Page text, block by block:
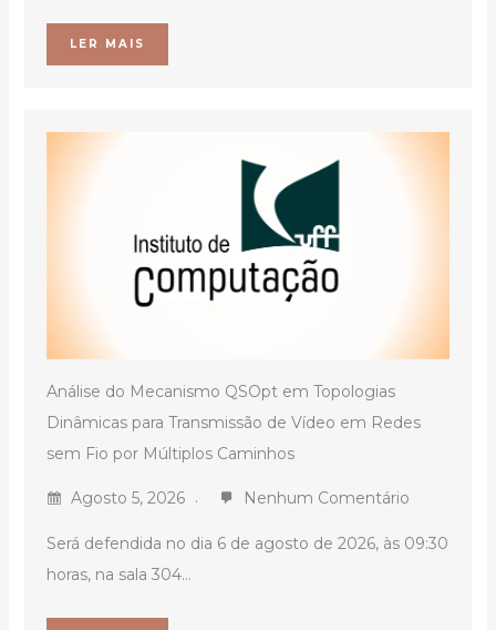
LER MAIS
Análise do Mecanismo QSOpt em Topologias
Dinâmicas para Transmissão de Vídeo em Redes
sem Fio por Múltiplos Caminhos
Agosto 5, 2026 Nenhum Comentário
Será defendida no dia 6 de agosto de 2026, às 09:30
horas, na sala 304...